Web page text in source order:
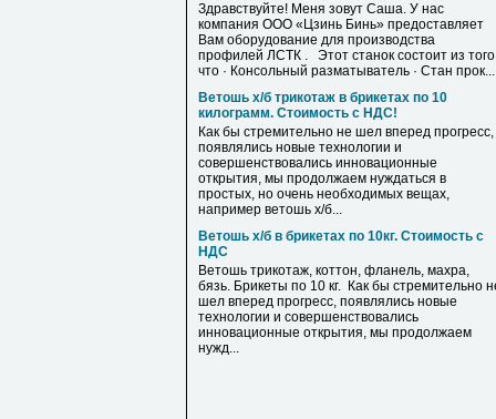
Здравствуйте! Меня зовут Саша. У нас
компания ООО «Цзинь Бинь» предоставляет
Вам оборудование для производства
профилей ЛСТК . Этот станок состоит из того
что · Консольный разматыватель · Стан прок...
Ветошь х/б трикотаж в брикетах по 10
килограмм. Стоимость с НДС!
Как бы стремительно не шел вперед прогресс,
появлялись новые технологии и
совершенствовались инновационные
открытия, мы продолжаем нуждаться в
простых, но очень необходимых вещах,
например ветошь х/б...
Ветошь х/б в брикетах по 10кг. Стоимость с
НДС
Ветошь трикотаж, коттон, фланель, махра,
бязь. Брикеты по 10 кг. Как бы стремительно
шел вперед прогресс, появлялись новые
технологии и совершенствовались
инновационные открытия, мы продолжаем
нужд...